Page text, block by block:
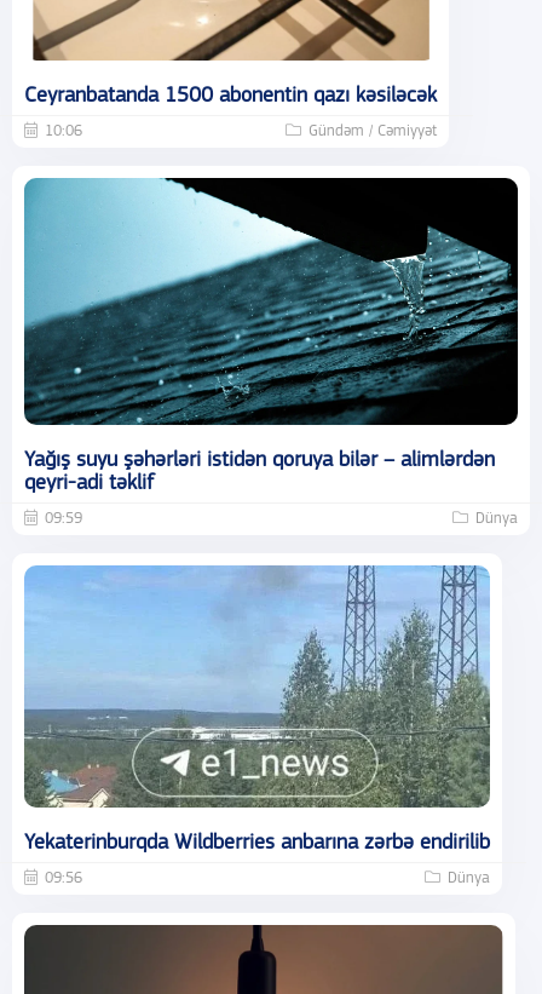
Ceyranbatanda 1500 abonentin qazı kəsiləcək
10:06 Gündəm / Cəmiyyət
Yağış suyu şəhərləri istidən qoruya bilər – alimlərdən
qeyri-adi təklif
09:59 Dünya
Yekaterinburqda Wildberries anbarına zərbə endirilib
09:56 Dünya